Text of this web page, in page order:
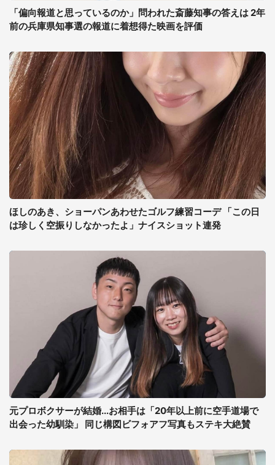
「偏向報道と思っているのか」問われた斎藤知事の答えは 2年
前の兵庫県知事選の報道に着想得た映画を評価
ほしのあき、ショーパンあわせたゴルフ練習コーデ 「この日
は珍しく空振りしなかったよ」ナイスショット連発
元プロボクサーが結婚...お相手は「20年以上前に空手道場で
出会った幼馴染」 同じ構図ビフォアフ写真もステキ大絶賛